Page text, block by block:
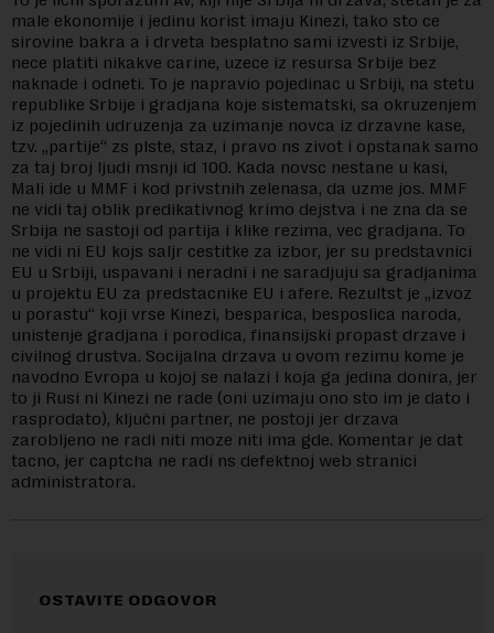
male ekonomije i jedinu korist imaju Kinezi, tako sto ce
sirovine bakra a i drveta besplatno sami izvesti iz Srbije,
nece platiti nikakve carine, uzece iz resursa Srbije bez
naknade i odneti. To je napravio pojedinac u Srbiji, na stetu
republike Srbije i gradjana koje sistematski, sa okruzenjem
iz pojedinih udruzenja za uzimanje novca iz drzavne kase,
tzv. „partije“ zs plste, staz, i pravo ns zivot i opstanak samo
za taj broj ljudi msnji id 100. Kada novsc nestane u kasi,
Mali ide u MMF i kod privstnih zelenasa, da uzme jos. MMF
ne vidi taj oblik predikativnog krimo dejstva i ne zna da se
Srbija ne sastoji od partija i klike rezima, vec gradjana. To
ne vidi ni EU kojs saljr cestitke za izbor, jer su predstavnici
EU u Srbiji, uspavani i neradni i ne saradjuju sa gradjanima
u projektu EU za predstacnike EU i afere. Rezultst je „izvoz
u porastu“ koji vrse Kinezi, besparica, besposlica naroda,
unistenje gradjana i porodica, finansijski propast drzave i
civilnog drustva. Socijalna drzava u ovom rezimu kome je
navodno Evropa u kojoj se nalazi i koja ga jedina donira, jer
to ji Rusi ni Kinezi ne rade (oni uzimaju ono sto im je dato i
rasprodato), ključni partner, ne postoji jer drzava
zarobljeno ne radi niti moze niti ima gde. Komentar je dat
tacno, jer captcha ne radi ns defektnoj web stranici
administratora.
OSTAVITE ODGOVOR